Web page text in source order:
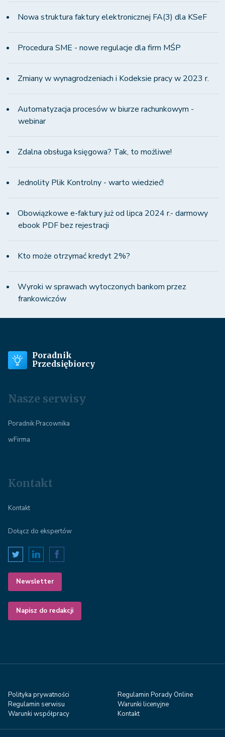
Nowa struktura faktury elektronicznej FA(3) dla KSeF
Procedura SME - nowe regulacje dla firm MŚP
Zmiany w wynagrodzeniach i Kodeksie pracy w 2023 r.
Automatyzacja procesów w biurze rachunkowym -
webinar
Zdalna obsługa księgowa? Tak, to możliwe!
Jednolity Plik Kontrolny - warto wiedzieć!
Obowiązkowe e-faktury już od lipca 2024 r.- darmowy
ebook PDF bez rejestracji
Kto może otrzymać kredyt 2%?
Wyroki w sprawach wytoczonych bankom przez
frankowiczów
Poradnik
Przedsiębiorcy
Nasze serwisy
Poradnik Pracownika
wFirma
Kontakt
Kontakt
Dołącz do ekspertów
Newsletter
Napisz do redakcji
Polityka prywatności
Regulamin Porady Online
Regulamin serwisu
Warunki licenyjne
Warunki współpracy
Kontakt